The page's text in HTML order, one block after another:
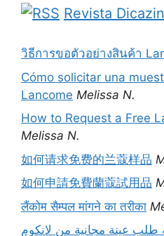
Revista
วิธีการขอตัวอย่างสินค้า
Cómo solicitar una
Lancome Melissa N.
How to Request a Free
Melissa N.
如何请求免费的兰蔻样品
如何申請免費蘭蔻試用品
लैंकोम सैम्पल मांगने का तरीका
طلب عينة مجانية من لانكوم